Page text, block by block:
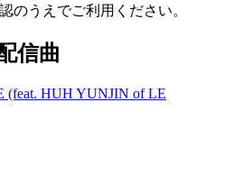
のうえでご利用ください。
信曲
(feat. HUH YUNJIN of LE